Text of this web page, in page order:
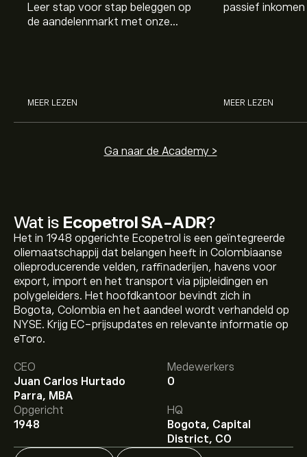
Wat is Ecopetrol SA-ADR?
Het in 1948 opgerichte Ecopetrol is een geïntegreerde
oliemaatschappij dat belangen heeft in Colombiaanse
olieproducerende velden, raffinaderijen, havens voor
export, import en het transport via pijpleidingen en
polygeleiders. Het hoofdkantoor bevindt zich in
Bogota, Colombia en het aandeel wordt verhandeld op
NYSE. Krijg EC-prijsupdates en relevante informatie op
Etoro.
CEO
Juan Carlos Hurtado
Parra, MBA
Medewerkers
0
Opgericht
1948
HQ
Bogota, Capital
District, CO
Leer stap voor stap beleggen op
de aandelenmarkt met onze
MEER LEZEN
passief
MEER LEZEN
Ga naar de Academy >
De huidige koers van EC is 16.78‎$‎.
Het gemiddelde koersdoel voor Ecopetrol SA-ADR is
16.78‎$‎.
bij eToro voor gedetailleerde
analistenvoorspellingen en koersdoelen.